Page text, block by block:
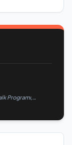
Programı,